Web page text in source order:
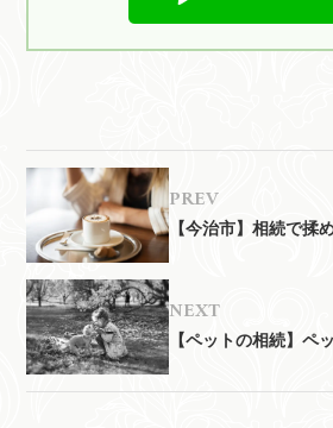
【今治市】相続で揉
【ペットの相続】ペ